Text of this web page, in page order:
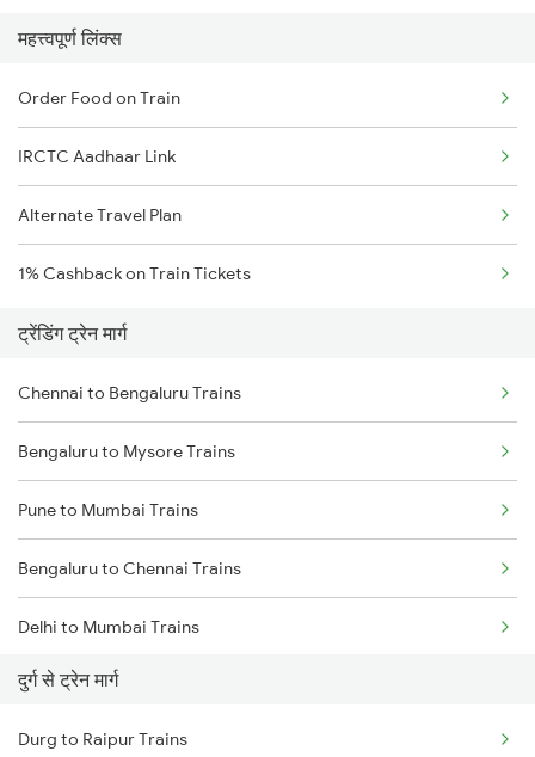
महत्त्वपूर्ण लिंक्स
Order Food on Train
IRCTC Aadhaar Link
Alternate Travel Plan
1% Cashback on Train Tickets
ट्रेंडिंग ट्रेन मार्ग
Chennai to Bengaluru Trains
Bengaluru to Mysore Trains
Pune to Mumbai Trains
Bengaluru to Chennai Trains
Delhi to Mumbai Trains
Mumbai to Pune Trains
Delhi to Jammu Trains
दुर्ग से ट्रेन मार्ग
Durg to Raipur Trains